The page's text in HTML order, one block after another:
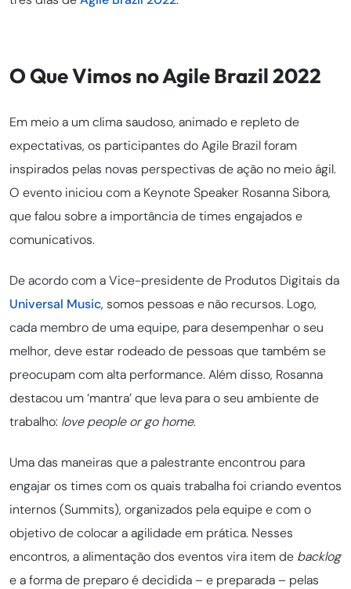
O Que Vimos no Agile Brazil 2022
Em meio a um clima saudoso, animado e repleto de
expectativas, os participantes do Agile Brazil foram
inspirados pelas novas perspectivas de ação no meio ágil.
O evento iniciou com a Keynote Speaker Rosanna Sibora,
que falou sobre a importância de times engajados e
comunicativos.
De acordo com a Vice-presidente de Produtos Digitais da
Universal Music, somos pessoas e não recursos. Logo,
cada membro de uma equipe, para desempenhar o seu
melhor, deve estar rodeado de pessoas que também se
preocupam com alta performance. Além disso, Rosanna
destacou um ‘mantra’ que leva para o seu ambiente de
trabalho: love people or go home.
Uma das maneiras que a palestrante encontrou para
engajar os times com os quais trabalha foi criando eventos
internos (Summits), organizados pela equipe e com o
objetivo de colocar a agilidade em prática. Nesses
encontros, a alimentação dos eventos vira item de backlog
e a forma de preparo é decidida – e preparada – pelas